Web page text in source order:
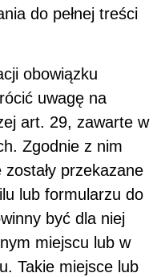
do pełnej treści
obowiązku
uwagę na
art. 29, zawarte w
Zgodnie z nim
przekazane
lub formularzu do
być dla niej
miejscu lub w
Takie miejsce lub